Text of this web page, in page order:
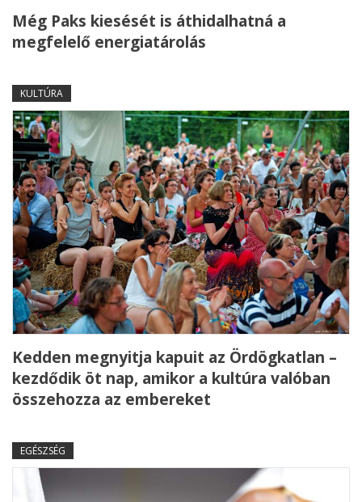
Még Paks kiesését is áthidalhatná a
megfelelő energiatárolás
KULTÚRA
Kedden megnyitja kapuit az Ördögkatlan –
kezdődik öt nap, amikor a kultúra valóban
összehozza az embereket
EGÉSZSÉG